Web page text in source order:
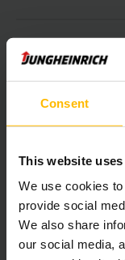
Consent
This website
We use cookies
provide social
We also share
our social media,
Πλήθος
επιλογών
Fork positioner